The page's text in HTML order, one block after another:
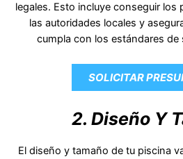
legales. Esto incluye conseguir
las autoridades locales y
cumpla con los estándares de
SOLICITAR
2. Diseño Y
El diseño y tamaño de tu piscina